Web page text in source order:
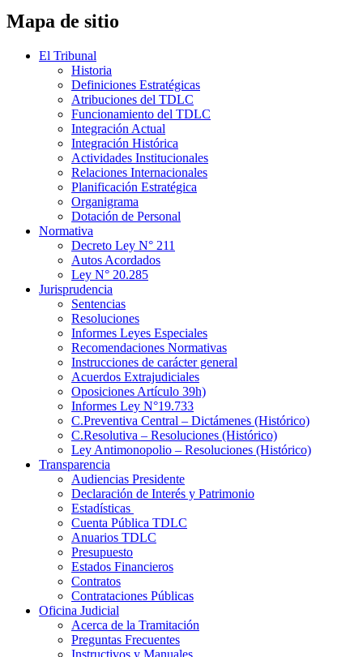
Mapa de sitio
El Tribunal
Historia
Definiciones Estratégicas
Atribuciones del TDLC
Funcionamiento del TDLC
Integración Actual
Integración Histórica
Actividades Institucionales
Relaciones Internacionales
Planificación Estratégica
Organigrama
Dotación de Personal
Normativa
Decreto Ley N° 211
Autos Acordados
Ley N° 20.285
Jurisprudencia
Sentencias
Resoluciones
Informes Leyes Especiales
Recomendaciones Normativas
Instrucciones de carácter general
Acuerdos Extrajudiciales
Oposiciones Artículo 39h)
Informes Ley N°19.733
C.Preventiva Central – Dictámenes (Histórico)
C.Resolutiva – Resoluciones (Histórico)
Ley Antimonopolio – Resoluciones (Histórico)
Transparencia
Audiencias Presidente
Declaración de Interés y Patrimonio
Estadísticas
Cuenta Pública TDLC
Anuarios TDLC
Presupuesto
Estados Financieros
Contratos
Contrataciones Públicas
Oficina Judicial
Acerca de la Tramitación
Preguntas Frecuentes
Instructivos y Manuales